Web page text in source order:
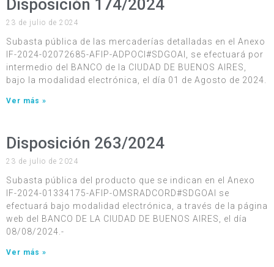
Disposición 174/2024
23 de julio de 2024
Subasta pública de las mercaderías detalladas en el Anexo
IF-2024-02072685-AFIP-ADPOCI#SDGOAI, se efectuará por
intermedio del BANCO de la CIUDAD DE BUENOS AIRES,
bajo la modalidad electrónica, el día 01 de Agosto de 2024.
Ver más »
Disposición 263/2024
23 de julio de 2024
Subasta pública del producto que se indican en el Anexo
IF-2024-01334175-AFIP-OMSRADCORD#SDGOAI se
efectuará bajo modalidad electrónica, a través de la página
web del BANCO DE LA CIUDAD DE BUENOS AIRES, el día
08/08/2024.-
Ver más »